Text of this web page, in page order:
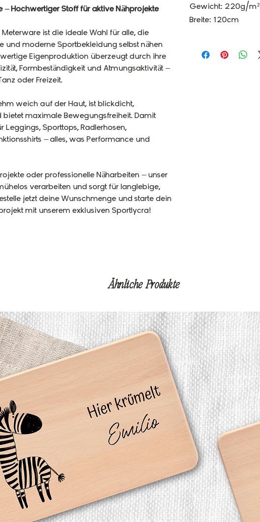
– Hochwertiger Stoff für aktive Nähprojekte
Meterware ist die ideale Wahl für alle, die
und moderne Sportbekleidung selbst nähen
Eigenproduktion überzeugt durch ihre
Formbeständigkeit und Atmungsaktivität –
oder Freizeit.
weich auf der Haut, ist blickdicht,
bietet maximale Bewegungsfreiheit. Damit
Leggings, Sporttops, Radlerhosen,
– alles, was Performance und
oder professionelle Näharbeiten – unser
verarbeiten und sorgt für langlebige,
jetzt deine Wunschmenge und starte dein
mit unserem exklusiven Sportlycra!
Gewicht: 220g/m²
Breite: 120cm
Ähnliche Produkte